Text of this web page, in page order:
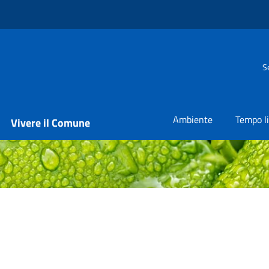
Vivere il Comune Ambiente Tempo